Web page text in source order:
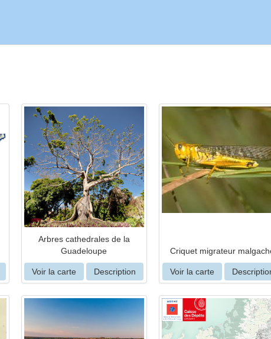
Arbres cathedrales de la
Guadeloupe
Voir la carte Description
Criquet migrateur
Voir la carte